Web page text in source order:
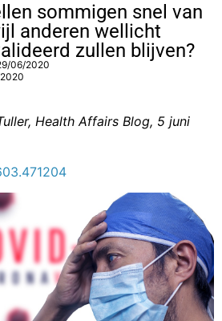
sommigen snel van
anderen wellicht
zullen blijven?
06/2020
Health Affairs Blog, 5 juni